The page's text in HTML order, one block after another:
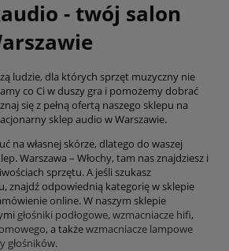
- twój salon
ludzie, dla których sprzęt muzyczny nie
co Ci w duszy gra i pomożemy dobrać
się z pełną ofertą naszego sklepu na
sklep audio w Warszawie.
na własnej skórze, dlatego do waszej
Warszawa – Włochy, tam nas znajdziesz i
sprzętu. A jeśli szukasz
znajdź odpowiednią kategorię w sklepie
online. W naszym sklepie
głośniki podłogowe, wzmacniacze hifi,
, a takżewzmacniacze lampowe
głośników.